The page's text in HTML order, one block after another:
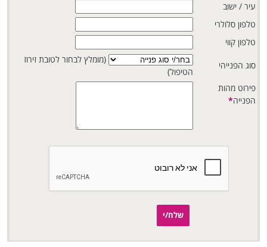
עיר / ישוב
טלפון סלולרי
טלפון קווי
סוג הפנייהי
(מומלץ לבחור לטובת זירוז
הטיפול)
פירוט מהות
הפנייה*
שלח/י